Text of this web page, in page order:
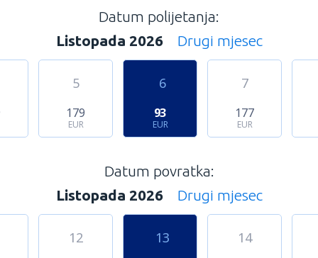
Datum polijetanja:
Listopada 2026
Drugi mjesec
5
179
EUR
6
93
EUR
7
177
EUR
Datum povratka:
Listopada 2026
Drugi mjesec
12 13 14